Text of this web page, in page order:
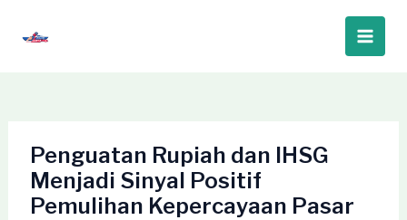
Main
Penguatan Rupiah dan IHSG
Menjadi Sinyal Positif
Pemulihan Kepercayaan Pasar